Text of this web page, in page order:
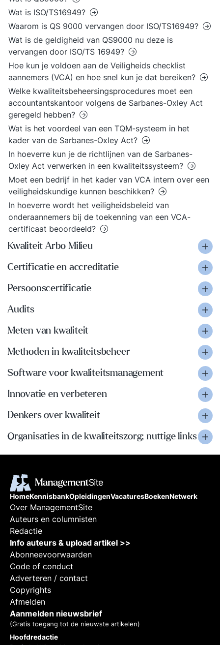
Wat is ISO/TS16949?
Waarom is QS 9000 vervangen door ISO/TS16949?
Wat is de geldigheid van QS9000 nu deze is
vervangen door ISO/TS 16949?
Hoe kun je voldoen aan de Veiligheids checklist
aannemers (VCA) en hoe snel kun je dat bereiken?
Welke kwaliteitsbeheersingsprocedures moet een
accountantskantoor volgens de Sarbanes-Oxley Act
geregeld hebben?
Wat is het voordeel van een TQM-systeem in het
kader van de Sarbanes-Oxley Act?
In hoeverre kun je de richtlijnen van de Sarbanes-
Oxley Act verwerken in een kwaliteitssysteem?
Moet een bedrijf in het kader van VCA intern over een
veiligheidskundige kunnen beschikken?
In hoeverre wordt het veiligheidsbeleid van
onderaannemers bij de toekenning van een VCA-
certificaat beoordeeld?
Kwaliteit Arbo Milieu
Certificatie en accreditatie
Persoonscertificatie
Audits
Meten van kwaliteit
Methoden in kwaliteitsbeheer
Software voor kwaliteitsmanagement
Innovatie en verbeteren
Denkers over kwaliteit
Organisaties in de kwaliteitszorg; nuttige links
HomeKennisbankOpleidingenVacaturesBoekenNetwerk
Over ManagementSite
Auteurs en columnisten
Redactie
Info auteurs & upload artikel >>
Abonneevoorwaarden
Code of conduct
Adverteren / contact
Copyrights
Afmelden
Aanmelden nieuwsbrief
(Gratis toegang tot de nieuwste artikelen)
Hoofdredactie